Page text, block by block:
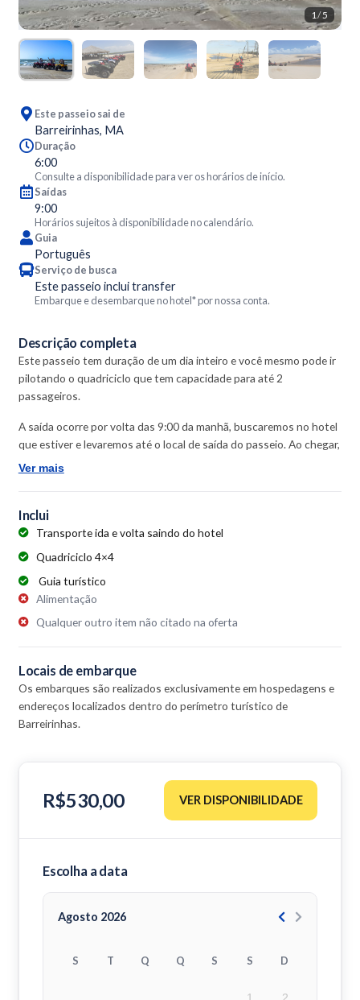
1 /5
Este passeio sai de
Barreirinhas, MA
Duração
6:00
Consulte a disponibilidade para ver os horários de início.
Saídas
9:00
Horários sujeitos à disponibilidade no calendário.
Guia
Português
Serviço de busca
Este passeio inclui transfer
Embarque e desembarque no hotel* por nossa conta.
Descrição completa
Este passeio tem duração de um dia inteiro e você mesmo pode ir
pilotando o quadriciclo que tem capacidade para até 2
passageiros.
A saída ocorre por volta das 9:00 da manhã, buscaremos no hotel
que estiver e levaremos até o local de saída do passeio. Ao chegar,
recomendamos a compra de água e lanches, o guia terá a
Logo em seguida, o guia passará as instruções sobre o passeio e
orientará como pilotar o quadriciclo.
Assim que todos estiverem aptos a pilotar, seguiremos passando
por trilhas de areias e dunas dos pequenos lençóis até a Praia de
Caburé. Permaneceremos organizados em fila com o guia
Ver mais
Inclui
Transporte ida e volta saindo do hotel
Quadriciclo 4×4
Guia turístico
Alimentação
Qualquer outro item não citado na oferta
Locais de embarque
Os embarques são realizados exclusivamente em hospedagens e
endereços localizados dentro do perímetro turístico de
Barreirinhas.
R$530,00 VER DISPONIBILIDADE
Escolha a data
Agosto 2026
S T Q Q S S D